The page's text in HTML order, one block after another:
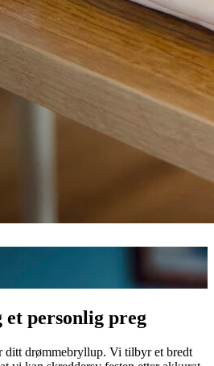
et personlig preg
ditt drømmebryllup. Vi tilbyr et bredt